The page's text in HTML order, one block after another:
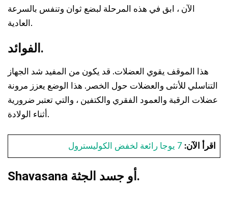
الآن ، ابق في هذه المرحلة لبضع ثوان وتنفس بالسرعة
العادية.
الفوائد.
هذا الموقف يقوي العضلات. قد يكون من المفيد شد الجهاز
التناسلي للأنثى والعضلات حول الخصر. هذا الوضع يعزز مرونة
عضلات الرقبة والعمود الفقري والكتفين ، والتي تعتبر ضرورية
أثناء الولادة.
اقرأ الآن: 7 يوجا رائعة لخفض الكوليسترول
Shavasana أو جسد الجثة.